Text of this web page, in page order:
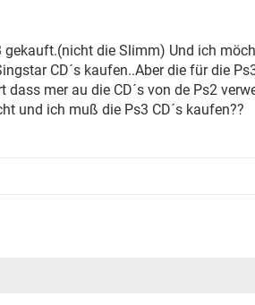
die Slimm) Und ich
CD´s kaufen..Aber die für die
mer au die CD´s von de Ps2
und ich muß die Ps3 CD´s kaufen??